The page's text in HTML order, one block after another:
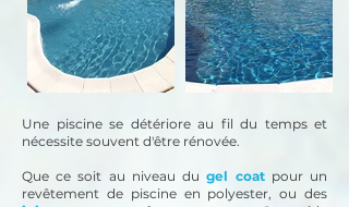
Une piscine se détériore au fil du temps et
nécessite souvent d'être rénovée.
Que ce soit au niveau dugel coatpour un
revêtement de piscine en polyester, ou des